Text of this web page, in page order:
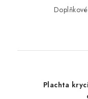
Plachta